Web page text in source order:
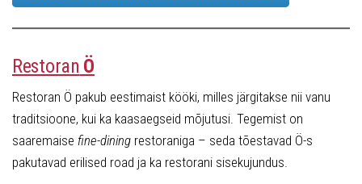
Restoran Ö
Restoran Ö pakub eestimaist kööki, milles järgitakse nii vanu
traditsioone, kui ka kaasaegseid mõjutusi. Tegemist on
saaremaise fine-dining restoraniga – seda tõestavad Ö-s
pakutavad erilised road ja ka restorani sisekujundus.